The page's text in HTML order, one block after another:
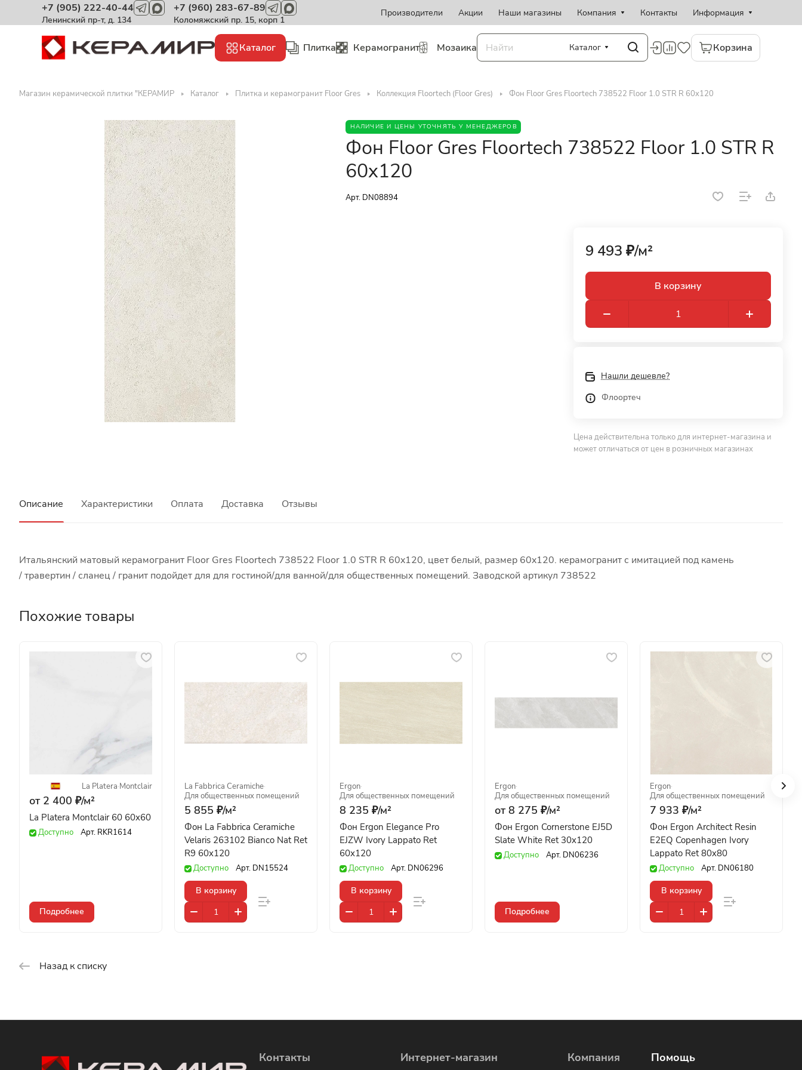
+7 (905) 222-40-44
Ленинский пр-т, д. 134
+7 (960) 283-67-89
Коломяжский пр. 15, корп 1
Производители Акции Наши магазины Компания Контакты Информация
Каталог Плитка Керамогранит Мозаика Каталог Корзина
Магазин керамической плитки "КЕРАМИР Каталог Плитка и керамогранит Floor Gres Коллекция Floortech (Floor Gres) Фон Floor Gres Floortech 738522 Floor 1.0 STR R 60x120
НАЛИЧИЕ И ЦЕНЫ УТОЧНЯТЬ У МЕНЕДЖЕРОВ
Фон Floor Gres Floortech 738522 Floor 1.0 STR R
60x120
Арт. DN08894
9 493 ₽/м²
В корзину
Нашли дешевле?
Флоортеч
Цена действительна только для интернет-магазина и
может отличаться от цен в розничных магазинах
Описание Характеристики Оплата Доставка Отзывы
Итальянский матовый керамогранит Floor Gres Floortech 738522 Floor 1.0 STR R 60x120, цвет белый, размер 60x120. керамогранит с имитацией под камень
/ травертин / сланец / гранит подойдет для для гостиной/для ванной/для общественных помещений. Заводской артикул 738522
Похожие товары
La Platera·Montclair
от 2 400 ₽/м²
La Platera Montclair 60 60x60
Доступно Арт. RKR1614
Подробнее
La Fabbrica Ceramiche·
Для общественных помещений
5 855 ₽/м²
Фон La Fabbrica Ceramiche
Velaris 263102 Bianco Nat Ret
R9 60x120
Доступно Арт. DN15524
В корзину
Ergon·
Для общественных помещений
8 235 ₽/м²
Фон Ergon Elegance Pro
EJZW Ivory Lappato Ret
60x120
Доступно Арт. DN06296
В корзину
Ergon·
Для общественных помещений
от 8 275 ₽/м²
Фон Ergon Cornerstone EJ5D
Slate White Ret 30x120
Доступно Арт. DN06236
Подробнее
Ergon·
Для общественных помещений
7 933 ₽/м²
Фон Ergon Architect Resin
E2EQ Copenhagen Ivory
Lappato Ret 80x80
Доступно Арт. DN06180
В корзину
Назад к списку
Контакты
Интернет-магазин
Компания
Помощь